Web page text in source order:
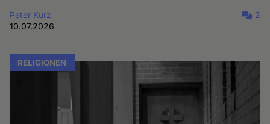
Peter Kurz
10.07.2026
2
RELIGIONEN